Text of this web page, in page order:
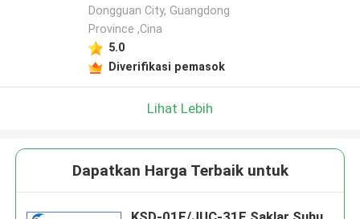
Dongguan City, Guangdong
Province ,Cina
5.0
Diverifikasi pemasok
Lihat Lebih
Dapatkan Harga Terbaik untuk